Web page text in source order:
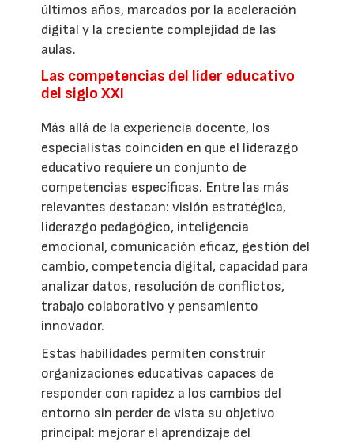
últimos años, marcados por la aceleración
digital y la creciente complejidad de las
aulas.
Las competencias del líder educativo
del siglo XXI
Más allá de la experiencia docente, los
especialistas coinciden en que el liderazgo
educativo requiere un conjunto de
competencias específicas. Entre las más
relevantes destacan: visión estratégica,
liderazgo pedagógico, inteligencia
emocional, comunicación eficaz, gestión del
cambio, competencia digital, capacidad para
analizar datos, resolución de conflictos,
trabajo colaborativo y pensamiento
innovador.
Estas habilidades permiten construir
organizaciones educativas capaces de
responder con rapidez a los cambios del
entorno sin perder de vista su objetivo
principal: mejorar el aprendizaje del